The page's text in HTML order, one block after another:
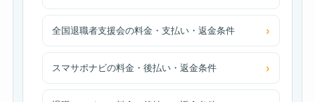
全国退職者支援会の料金・支払い・返金条件
スマサポナビの料金・後払い・返金条件